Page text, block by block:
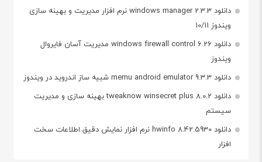
دانلود windows manager 2.3.3 نرم افزار مدیریت و بهینه سازی
ویندوز 10/11
دانلود windows firewall control 6.26 مدیریت آسان فایروال
ویندوز
دانلود memu android emulator 9.3.3 شبیه ساز اندروید در ویندوز
دانلود tweaknow winsecret plus 8.0.2 بهینه سازی و مدیریت
سیستم
دانلود hwinfo 8.42.5930 نرم افزار نمایش دقیق اطلاعات سخت
افزار